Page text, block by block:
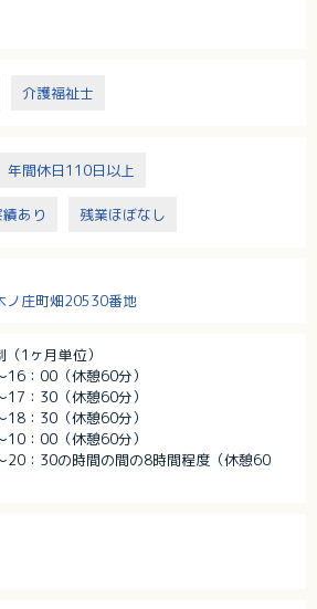
介護福祉士
年間休日110日以上
あり 残業ほぼなし
ノ庄町畑20530番地
1ヶ月単位）
16：00（休憩60分）
17：30（休憩60分）
18：30（休憩60分）
10：00（休憩60分）
20：30の時間の間の8時間程度（休憩60